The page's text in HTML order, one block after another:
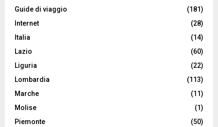
Guide di viaggio
(181)
Internet
(28)
Italia
(14)
Lazio
(60)
Liguria
(22)
Lombardia
(113)
Marche
(11)
Molise
(1)
Piemonte
(50)